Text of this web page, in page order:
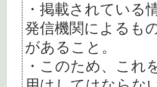
・掲載されている
発信機関によるも
があること。
・このため、これ